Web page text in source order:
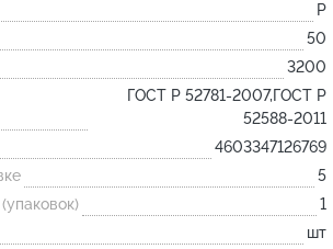
P
50
3200
ГОСТ Р 52781-2007,ГОСТ Р
52588-2011
4603347126769
5
1
шт